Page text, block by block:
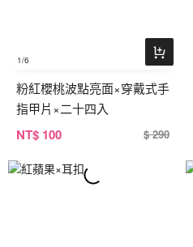
1/6
粉紅櫻桃波點亮面×穿戴式手
指甲片×二十四入
NT$ 100 $ 290